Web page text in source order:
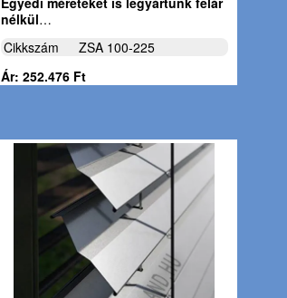
nélkül…
Cikkszám
ZSA 100-225
Ár: 252.476 Ft